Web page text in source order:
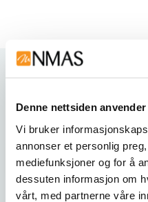
Denne nettsiden
Vi bruker
annonser et personlig
mediefunksjoner og for å
dessuten informasjon om
vårt, med partnerne våre